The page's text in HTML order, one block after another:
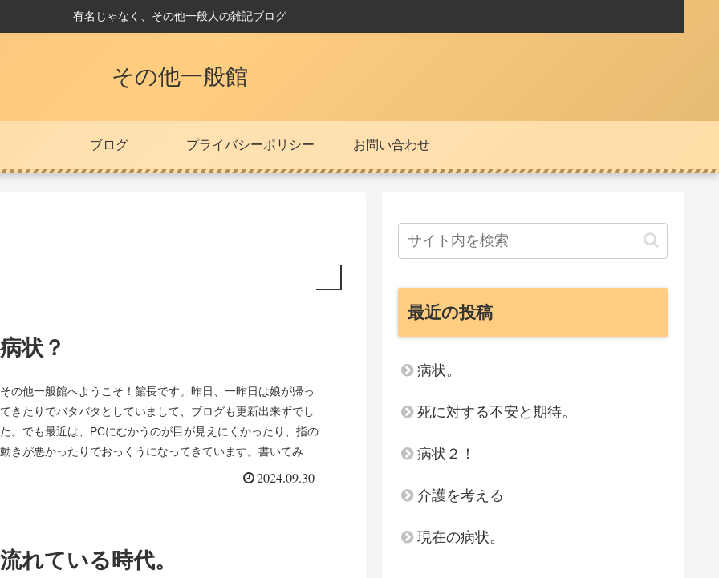
有名じゃなく、その他一般人の雑記ブログ
その他一般館
ブログ プライバシーポリシー お問い合わせ
病状？
その他一般館へようこそ！館長です。昨日、一昨日は娘が帰っ
てきたりでバタバタとしていまして、ブログも更新出来ずでし
た。でも最近は、PCにむかうのが目が見えにくかったり、指の
動きが悪かったりでおっくうになってきています。書いてみま
2024.09.30
流れている時代。
最近の投稿
病状。
死に対する不安と期待。
病状２！
介護を考える
現在の病状。